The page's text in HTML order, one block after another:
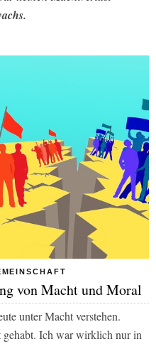
von Macht und Moral
unter Macht verstehen.
Ich war wirklich nur in